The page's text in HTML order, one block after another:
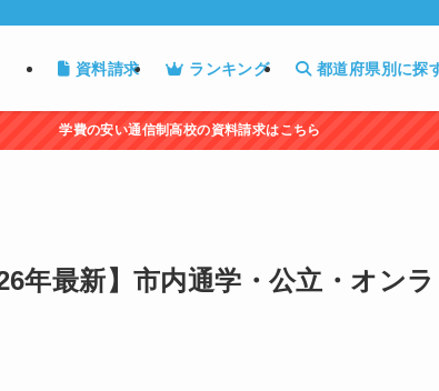
資料請求 ランキング 都道府県別に探
学費の安い通信制高校の資料請求はこちら
年最新】市内通学・公立・オンラ